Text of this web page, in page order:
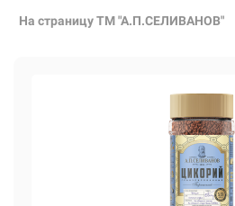
На страницу ТМ "А.П.СЕЛИВАНОВ"